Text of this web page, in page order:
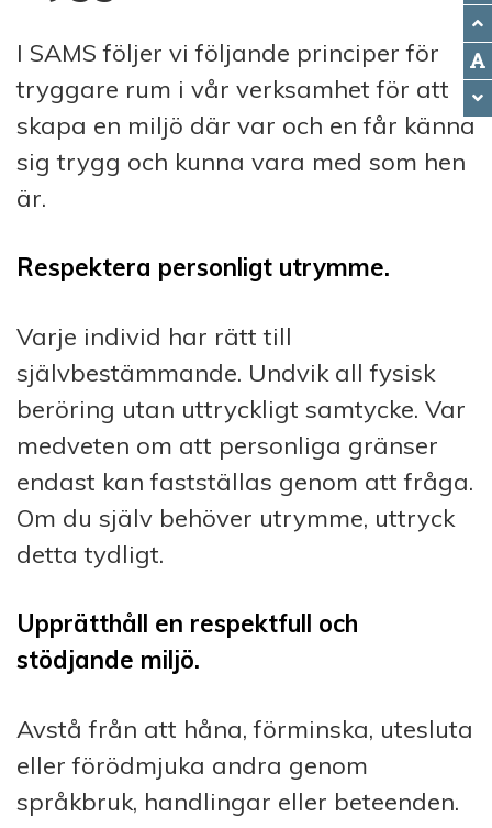
I SAMS följer vi följande principer för
tryggare rum i vår verksamhet för att
skapa en miljö där var och en får känna
sig trygg och kunna vara med som hen
är.
Respektera personligt utrymme.
Varje individ har rätt till
självbestämmande. Undvik all fysisk
beröring utan uttryckligt samtycke. Var
medveten om att personliga gränser
endast kan fastställas genom att fråga.
Om du själv behöver utrymme, uttryck
detta tydligt.
Upprätthåll en respektfull och
stödjande miljö.
Avstå från att håna, förminska, utesluta
eller förödmjuka andra genom
språkbruk, handlingar eller beteenden.